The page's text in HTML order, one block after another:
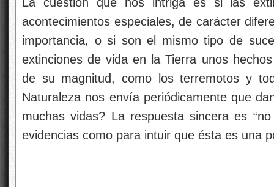
acontecimientos especiales, de carácter
importancia, o si son el mismo tipo de
extinciones de vida en la Tierra unos
de su magnitud, como los terremotos y
Naturaleza nos envía periódicamente que
muchas vidas? La respuesta sincera es
evidencias como para intuir que ésta es una